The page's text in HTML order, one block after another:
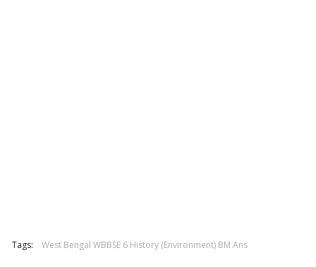
Tags: West Bengal WBBSE 6 History (Environment) BM Ans